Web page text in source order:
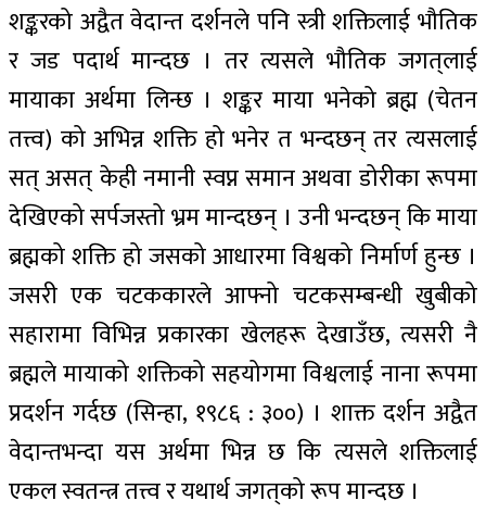
शङ्करको अद्वैत वेदान्त दर्शनले पनि स्त्री शक्तिलाई भौतिक
र जड पदार्थ मान्दछ । तर त्यसले भौतिक जगत्‌लाई
मायाका अर्थमा लिन्छ । शङ्कर माया भनेको ब्रह्म (चेतन
तत्त्व) को अभिन्न शक्ति हो भनेर त भन्दछन् तर त्यसलाई
सत्‌ असत्‌ केही नमानी स्वप्न समान अथवा डोरीका रूपमा
देखिएको सर्पजस्तो भ्रम मान्दछन् । उनी भन्दछन् कि माया
ब्रह्मको शक्ति हो जसको आधारमा विश्वको निर्मार्ण हुन्छ ।
जसरी एक चटककारले आफ्नो चटकसम्बन्धी खुबीको
सहारामा विभिन्न प्रकारका खेलहरू देखाउँछ, त्यसरी नै
ब्रह्मले मायाको शक्तिको सहयोगमा विश्वलाई नाना रूपमा
प्रदर्शन गर्दछ (सिन्हा, १९८६ : ३००) । शाक्त दर्शन अद्वैत
वेदान्तभन्दा यस अर्थमा भिन्न छ कि त्यसले शक्तिलाई
एकल स्वतन्त्र तत्त्व र यथार्थ जगत्‌को रूप मान्दछ ।